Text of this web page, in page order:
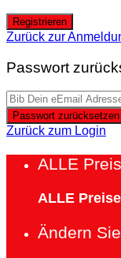
Registrieren
Zurück zur
Passwort
Passwort zurücksetzen
Zurück zum Login
ALLE
ALLE
Ändern